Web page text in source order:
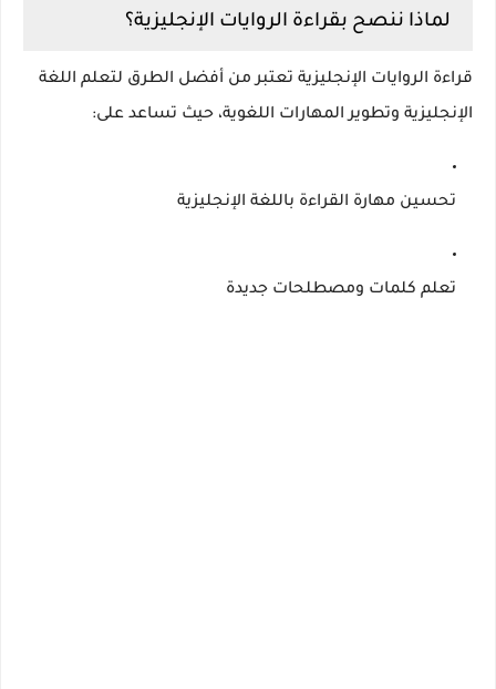
لماذا ننصح بقراءة الروايات الإنجليزية؟
قراءة الروايات الإنجليزية تعتبر من أفضل الطرق لتعلم اللغة
الإنجليزية وتطوير المهارات اللغوية، حيث تساعد على:
تحسين مهارة القراءة باللغة الإنجليزية
تعلم كلمات ومصطلحات جديدة